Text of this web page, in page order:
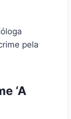
pela
‘A